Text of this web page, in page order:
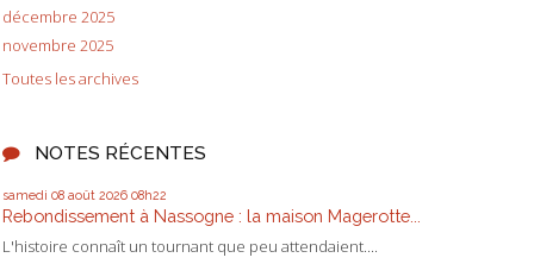
décembre 2025
novembre 2025
Toutes les archives
NOTES RÉCENTES
samedi 08 août 2026 08h22
Rebondissement à Nassogne : la maison Magerotte...
L'histoire connaît un tournant que peu attendaient....